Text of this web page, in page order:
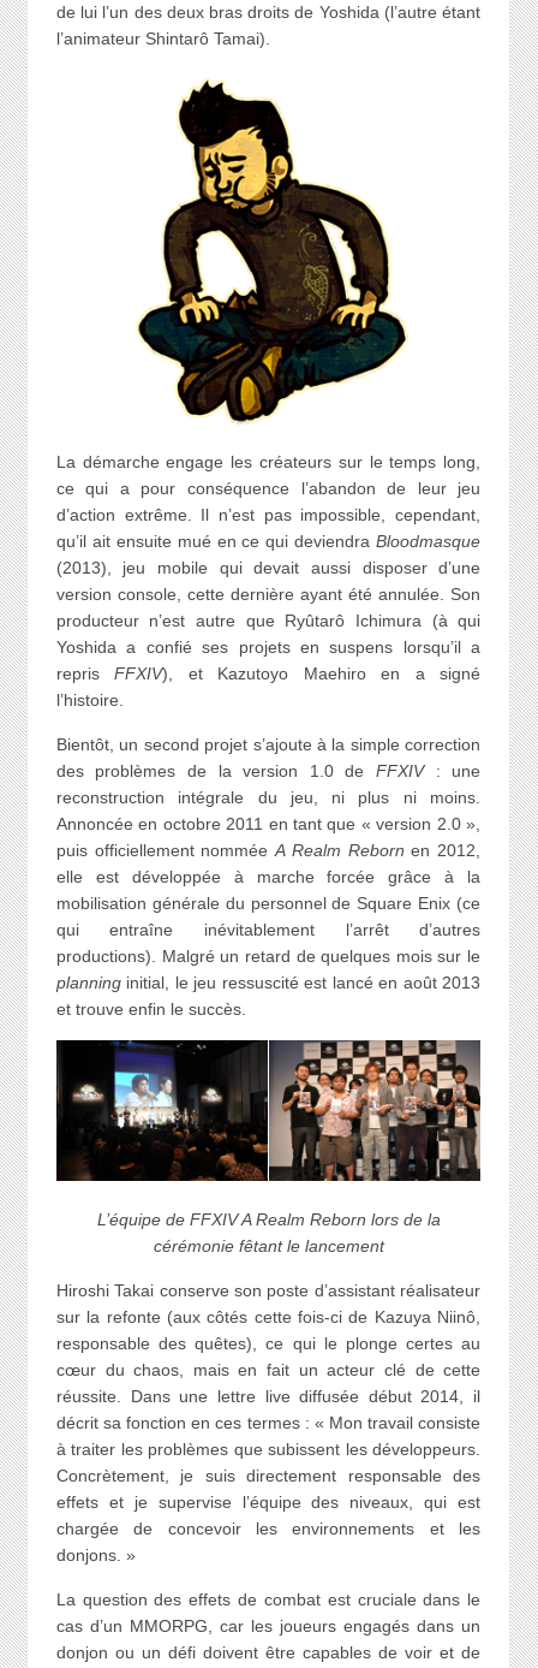
de lui l’un des deux bras droits de Yoshida (l’autre étant
l’animateur Shintarô Tamai).
La démarche engage les créateurs sur le temps long,
ce qui a pour conséquence l’abandon de leur jeu
d’action extrême. Il n’est pas impossible, cependant,
qu’il ait ensuite mué en ce qui deviendraBloodmasque
(2013), jeu mobile qui devait aussi disposer d’une
version console, cette dernière ayant été annulée. Son
producteur n’est autre que Ryûtarô Ichimura (à qui
Yoshida a confié ses projets en suspens lorsqu’il a
reprisFFXIV), et Kazutoyo Maehiro en a signé
l’histoire.
Bientôt, un second projet s’ajoute à la simple correction
des problèmes de la version 1.0 de FFXIV: une
reconstruction intégrale du jeu, ni plus ni moins.
Annoncée en octobre 2011 en tant que « version 2.0 »,
puis officiellement nomméeA Realm Reborn en 2012,
elle est développée à marche forcée grâce à la
mobilisation générale du personnel de Square Enix (ce
qui entraîne inévitablement l’arrêt d’autres
productions). Malgré un retard de quelques mois sur le
planninginitial, le jeu ressuscité est lancé en août 2013
et trouve enfin le succès.
L’équipe de FFXIV A Realm Reborn lors de la
cérémonie fêtant le lancement
Hiroshi Takai conserve son poste d’assistant réalisateur
sur la refonte (aux côtés cette fois-ci de Kazuya Niinô,
responsable des quêtes), ce qui le plonge certes au
cœur du chaos, mais en fait un acteur clé de cette
réussite. Dans une lettre live diffusée début 2014, il
décrit sa fonction en ces termes : « Mon travail consiste
à traiter les problèmes que subissent les développeurs.
Concrètement, je suis directement responsable des
effets et je supervise l’équipe des niveaux, qui est
chargée de concevoir les environnements et les
donjons. »
La question des effets de combat est cruciale dans le
cas d’un MMORPG, car les joueurs engagés dans un
donjon ou un défi doivent être capables de voir et de